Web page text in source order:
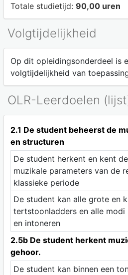
Totale studietijd: 90,00 uren
Volgtijdelijkheid
Op dit opleidingsonderdeel is
volgtijdelijkheid van
OLR-Leerdoelen
2.1 De student beheerst de
en structuren
De student herkent en kent
muzikale parameters van de
klassieke periode
De student kan alle grote en
tertstoonladders en alle modi
en intoneren
2.5b De student herkent
gehoor.
De student kan binnen een